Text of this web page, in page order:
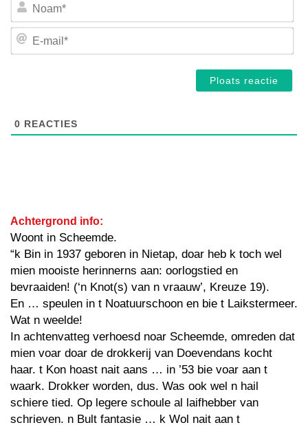
E-
0 REACTIES
Achtergrond info:
Woont in Scheemde.
“k Bin in 1937 geboren in Nietap, doar heb k toch wel
mien mooiste herinnerns aan: oorlogstied en
bevraaiden! (‘n Knot(s) van n vraauw’, Kreuze 19).
En … speulen in t Noatuurschoon en bie t Laikstermeer.
Wat n weelde!
In achtenvatteg verhoesd noar Scheemde, omreden dat
mien voar doar de drokkerij van Doevendans kocht
haar. t Kon hoast nait aans … in ’53 bie voar aan t
waark. Drokker worden, dus. Was ook wel n hail
schiere tied. Op legere schoule al laifhebber van
schrieven. n Bult fantasie … k Wol nait aan t